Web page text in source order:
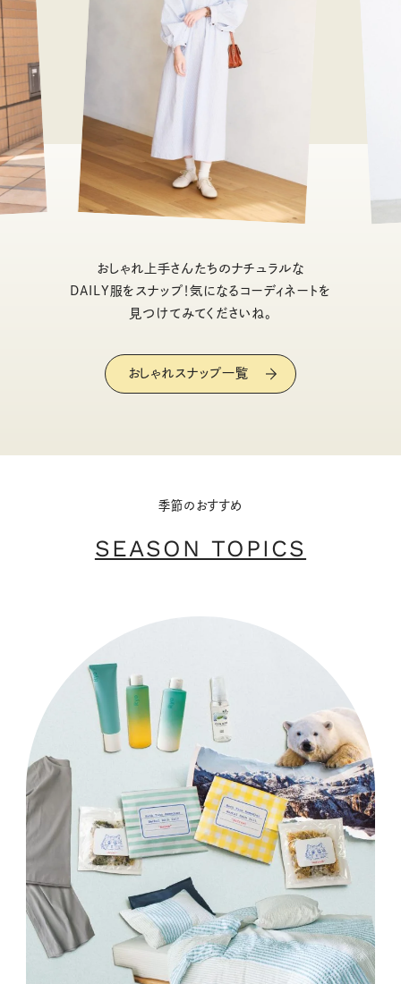
おしゃれ上手さんたちのナチュラルな
DAILY服をスナップ！気になるコーディネートを
見つけてみてくださいね。
おしゃれスナップ一覧
季節のおすすめ
SEASON TOPICS